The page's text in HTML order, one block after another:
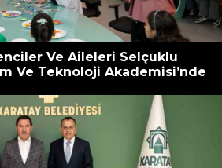
Ve Aileleri Selçuklu
Ve Teknoloji Akademisi’nde